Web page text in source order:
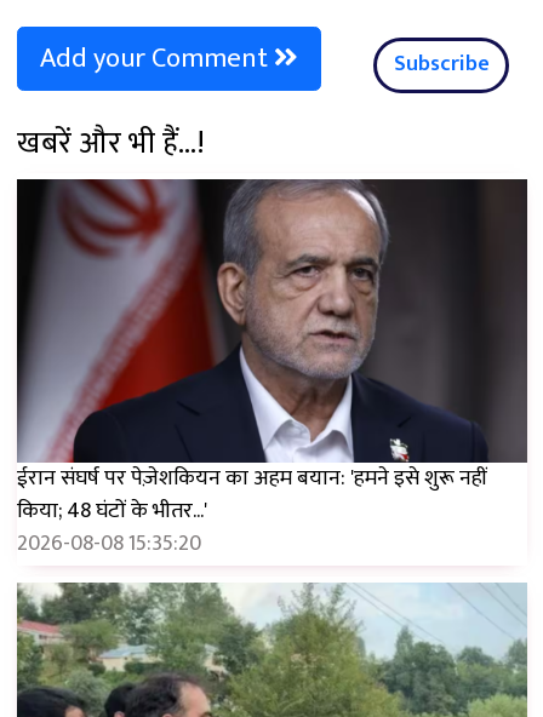
Add your Comment Subscribe
खबरें और भी हैं...!
ईरान संघर्ष पर पेज़ेशकियन का अहम बयान: 'हमने इसे शुरू नहीं
किया; 48 घंटों के भीतर...'
2026-08-08 15:35:20